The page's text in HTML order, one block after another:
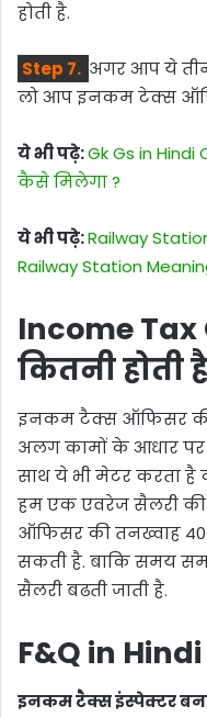
होती है.
Step 7. अगर आप ये
लो आप इनकम टेक्स
ये भी पढ़े:Gk Gs in
कैसे मिलेगा ?
ये भी पढ़े:Railway
Railway Station
Income
कितनी होती
इनकम टैक्स ऑफिसर
अलग कामों के आधार पर
साथ ये भी मेटर करता
हम एक एवरेज सैलरी
ऑफिसर की तनख्वाह
सकती है. बाकि समय
सैलरी बढती जाती है.
F&Q in Hindi
इनकम टैक्स इंस्पेक्टर